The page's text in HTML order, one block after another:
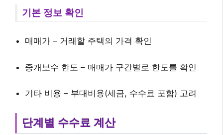
기본 정보 확인
매매가 – 거래할 주택의 가격 확인
중개보수 한도 – 매매가 구간별로 한도를 확인
기타 비용 – 부대비용(세금, 수수료 포함) 고려
단계별 수수료 계산